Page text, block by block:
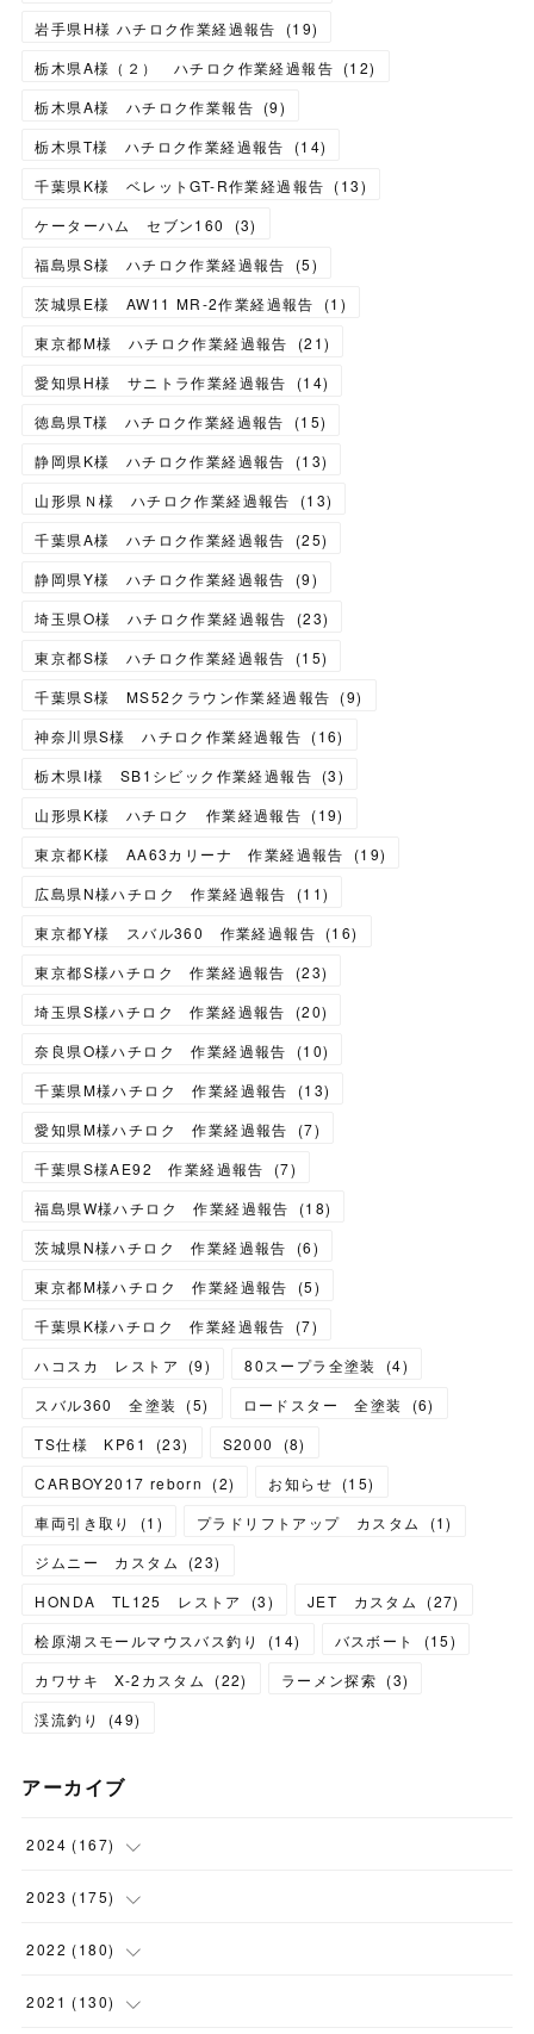
岩手県H様 ハチロク作業経過報告
(19)
栃木県A様（２） ハチロク作業経過報告 (12)
栃木県A様 ハチロク作業報告 (9)
栃木県T様 ハチロク作業経過報告
(14)
千葉県K様 ベレットGT-R作業経過報告 (13)
ケーターハム セブン160
(3)
福島県S様 ハチロク作業経過報告
(5)
茨城県E様 AW11 MR-2作業経過報告
(1 )
東京都M様 ハチロク作業経過報告
(21)
愛知県H様 サニトラ作業経過報告
(14)
徳島県T様 ハチロク作業経過報告
(15)
静岡県K様 ハチロク作業経過報告
(13)
山形県Ｎ様 ハチロク作業経過報告
(13)
千葉県A様 ハチロク作業経過報告
(25)
静岡県Y様 ハチロク作業経過報告
(9)
埼玉県O様 ハチロク作業経過報告
(23)
東京都S様 ハチロク作業経過報告
(15)
千葉県S様 MS52クラウン作業経過報告 (9)
神奈川県S様 ハチロク作業経過報告 (16)
栃木県I様 SB1シビック作業経過報告 (3)
山形県K様 ハチロク 作業経過報告 (19)
東京都K様 AA63カリーナ 作業経過報告
(19)
広島県N様ハチロク 作業経過報告
(11)
東京都Y様 スバル360 作業経過報告 (16)
東京都S様ハチロク 作業経過報告
(23)
埼玉県S様ハチロク 作業経過報告
(20)
奈良県O様ハチロク 作業経過報告
(10)
千葉県M様ハチロク 作業経過報告
(13)
愛知県M様ハチロク 作業経過報告
(7)
千葉県S様AE92 作業経過報告
(7)
福島県W様ハチロク 作業経過報告
(18)
茨城県N様ハチロク 作業経過報告
(6)
東京都M様ハチロク 作業経過報告
(5)
千葉県K様ハチロク 作業経過報告
(7)
ハコスカ レストア
(9) 80スープラ全塗装 (4)
スバル360 全塗装
(5) ロードスター 全塗装 (6)
TS仕様 KP61
(23) S2000 (8)
CARBOY2017 reborn
(2) お知らせ (15)
車両引き取り
(1 ) プラドリフトアップ カスタム (1)
ジムニー カスタム
(23)
HONDA TL125 レストア
(3) JET カスタム (27)
桧原湖スモールマウスバス釣り
(14) バスボート (15)
カワサキ X-2カスタム
(22) ラーメン探索 (3)
渓流釣り
(49)
アーカイブ
2024 (167)
(11)
(24)
(23)
2023 (175)
(12)
(18)
2022 (180)
(17)
2021 (130)